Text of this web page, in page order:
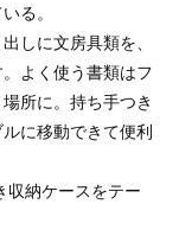
る。
しに文房具類を、
よく使う書類はフ
所に。持ち手つき
に移動できて便利
収納ケースをテー